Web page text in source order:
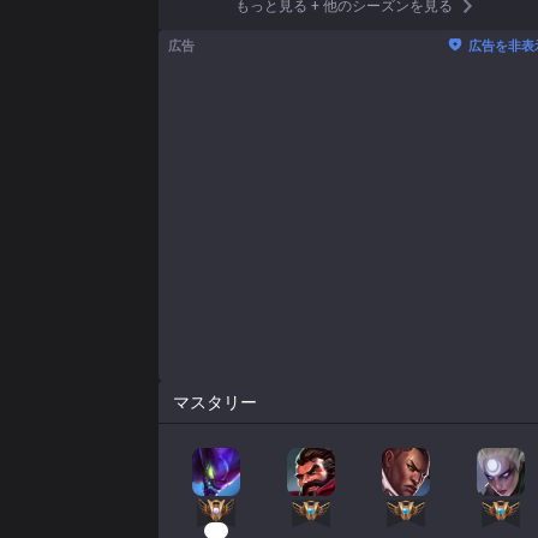
もっと見る + 他のシーズンを見る
広告 広告を非表
マスタリー